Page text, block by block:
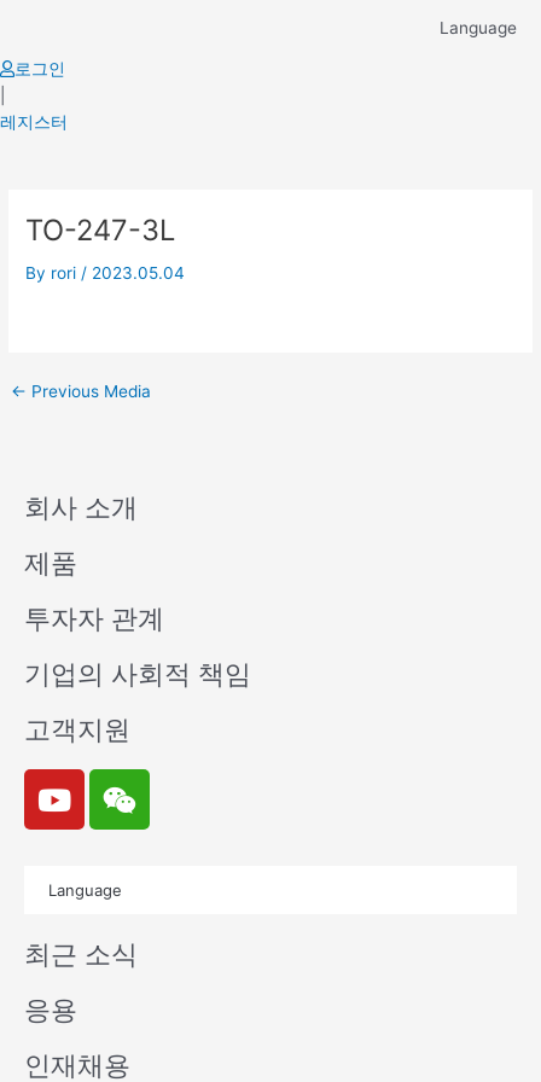
content
Language
로그인
레지스터
TO-247-3L
By rori / 2023.05.04
navigation
← Previous Media
회사 소개
제품
투자자 관계
기업의 사회적 책임
고객지원
Y
o
u
e
W
e
i
n
Language
최근 소식
응용
인재채용